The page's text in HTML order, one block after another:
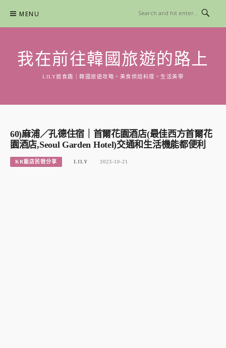
content
MENU
我在前往韓國旅遊的路上
LILY旅食趣｜韓國旅遊攻略。美食烘焙料理。生活美學
60)麻浦／孔德住宿｜首爾花園酒店(最佳西方首爾花
園酒店,Seoul Garden Hotel)交通和生活機能都便利
KR飯店民宿分享 LILY 2023-10-21